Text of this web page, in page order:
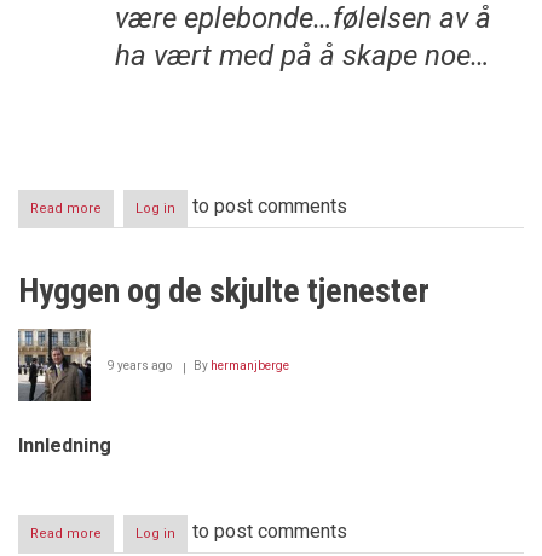
være eplebonde…følelsen av å
ha vært med på å skape noe…
Read more
Hyggen
Glede,
skaperfølelse,
svindel
Log in to post comments
Hyggen og de skjulte tjenester
9 years ago By hermanjberge
Innledning
Read more aboutLog in to post comments